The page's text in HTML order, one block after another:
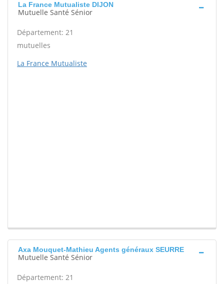
La France Mutualiste DIJON
Mutuelle Santé Sénior
Département: 21
mutuelles
La France Mutualiste
Axa Mouquet-Mathieu Agents généraux SEURRE
Mutuelle Santé Sénior
Département: 21